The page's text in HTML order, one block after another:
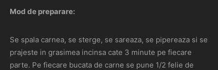
Mod de preparare:
Se spala carnea, se sterge, se sareaza, se pipereaza si se
prajeste in grasimea incinsa cate 3 minute pe fiecare
parte. Pe fiecare bucata de carne se pune 1/2 felie de